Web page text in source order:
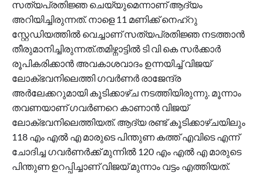
സത്യപ്രതിജ്ഞ ചെയ്യുമെന്നാണ് ആദ്യം
അറിയിച്ചിരുന്നത്. നാളെ 11 മണിക്ക് നെഹ്‌റു
സ്റ്റേഡിയത്തിൽ വെച്ചാണ് സത്യപ്രതിജ്ഞ നടത്താൻ
തീരുമാനിച്ചിരുന്നത്.തമിഴ്നാട്ടിൽ ടി വി കെ സർക്കാർ
രൂപികരിക്കാൻ അവകാശവാദം ഉന്നയിച്ച് വിജയ്
ലോക്ഭവനിലെത്തി ഗവർണർ രാജേന്ദ്ര
അർലേക്കറുമായി കൂടിക്കാഴ്ച നടത്തിയിരുന്നു. മൂന്നാം
തവണയാണ് ഗവർണറെ കാണാൻ വിജയ്
ലോക്ഭവനിലെത്തിയത്. ആദ്യ രണ്ട് കൂടിക്കാഴ്ചയിലും
118 എം എൽ എ മാരുടെ പിന്തുണ കത്ത് എവിടെ എന്ന്
ചോദിച്ച ഗവർണർക്ക് മുന്നിൽ 120 എം എൽ എ മാരുടെ
പിന്തുണ ഉറപ്പിച്ചാണ് വിജയ് മുന്നാം വട്ടം എത്തിയത്.